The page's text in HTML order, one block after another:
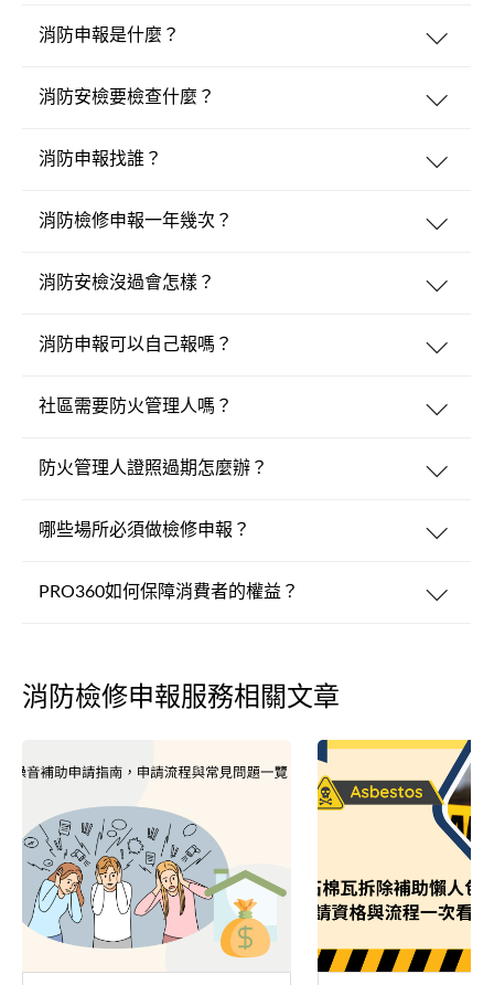
消防申報是什麼？
消防安檢要檢查什麼？
消防申報找誰？
消防檢修申報一年幾次？
消防安檢沒過會怎樣？
消防申報可以自己報嗎？
社區需要防火管理人嗎？
防火管理人證照過期怎麼辦？
哪些場所必須做檢修申報？
PRO360如何保障消費者的權益？
消防檢修申報服務相關文章